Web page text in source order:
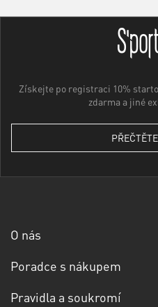
Získejte po registraci 10%
zdarma a jiné
O nás
Poradce s nákupem
Pravidla a soukromí